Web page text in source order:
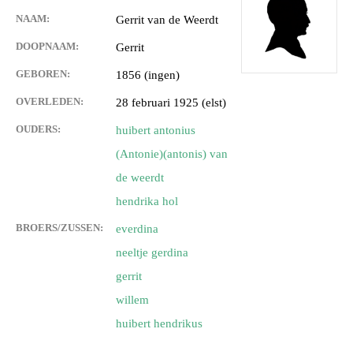
NAAM: Gerrit van de Weerdt
DOOPNAAM: Gerrit
GEBOREN: 1856 (ingen)
OVERLEDEN: 28 februari 1925 (elst)
OUDERS:
huibert antonius
(Antonie)(antonis) van
de weerdt
hendrika hol
BROERS/ZUSSEN:
everdina
neeltje gerdina
gerrit
willem
huibert hendrikus